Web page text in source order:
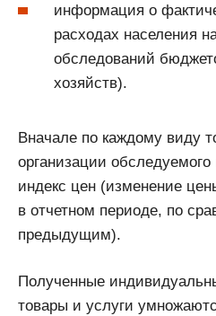
информация о
расходах населения
обследований
хозяйств).
Вначале по каждому виду
организации обследуемого
индекс цен (изменение
в отчетном периоде, по
предыдущим).
Полученные
товары и услуги